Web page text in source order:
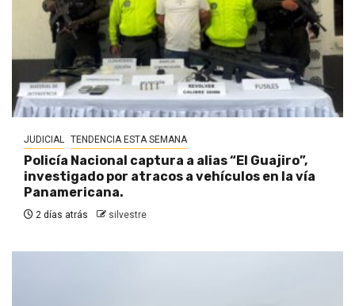
JUDICIAL TENDENCIA ESTA SEMANA
Policía Nacional captura a alias “El Guajiro”,
investigado por atracos a vehículos en la vía
Panamericana.
2 días atrás silvestre